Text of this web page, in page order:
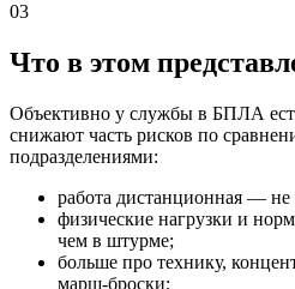
03
Что в этом
Объективно у службы в БПЛА
снижают часть рисков по
подразделениями:
работа дистанционная —
физические нагрузки и
чем в штурме;
больше про технику,
марш-броски;